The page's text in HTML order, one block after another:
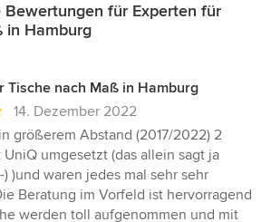
Bewertungen für Experten für
in Hamburg
Tische nach Maß in Hamburg
14. Dezember 2022
größerem Abstand (2017/2022) 2
umgesetzt (das allein sagt ja
)und waren jedes mal sehr sehr
Beratung im Vorfeld ist hervorragend
werden toll aufgenommen und mit